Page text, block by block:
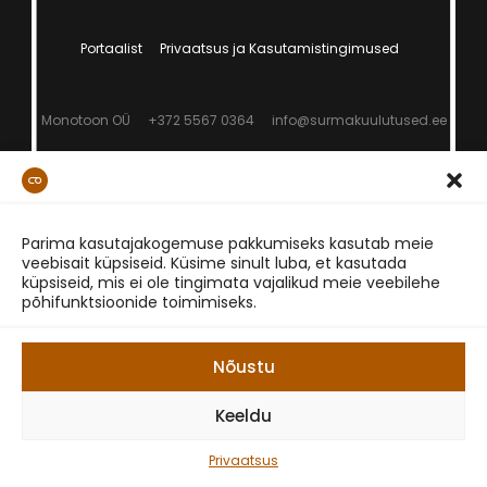
Parima kasutajakogemuse pakkumiseks kasutab meie
veebisait küpsiseid. Küsime sinult luba, et kasutada
küpsiseid, mis ei ole tingimata vajalikud meie veebilehe
põhifunktsioonide toimimiseks.
Nõustu
Keeldu
Privaatsus
Portaalist Privaatsus ja Kasutamistingimused
Monotoon OÜ +372 5567 0364 info@surmakuulutused.ee